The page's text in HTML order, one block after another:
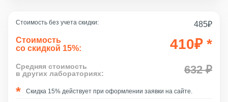
Стоимость без учета скидки: 485₽
Стоимость
со скидкой 15%:
410₽ *
Средняя стоимость
в других лабораториях:
632 ₽
Скидка 15% действует при оформлении заявки на сайте.